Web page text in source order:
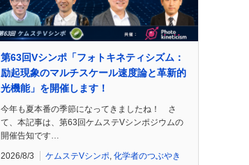
第63回Vシンポ「フォトキネティシズム：
励起現象のマルチスケール速度論と革新的
光機能」を開催します！
今年も夏本番の季節になってきましたね！ さ
て、本記事は、第63回ケムステVシンポジウムの
開催告知です…
2026/8/3 ケムステVシンポ, 化学者のつぶやき